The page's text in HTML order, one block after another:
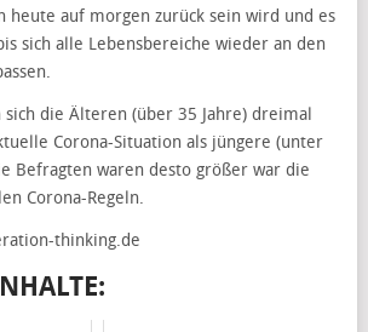
heute auf morgen zurück sein wird und es
sich alle Lebensbereiche wieder an den
die Älteren (über 35 Jahre) dreimal
Corona-Situation als jüngere (unter
Befragten waren desto größer war die
Corona-Regeln.
thinking.de